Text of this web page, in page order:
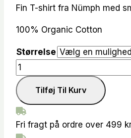
Fin T-shirt fra Nümph med
100% Organic Cotton
Størrelse
NUPILAR
Rose
T-
SHIRT
m.
blomst-
Tilføj Til Kurv
Fri fragt på ordre over 499